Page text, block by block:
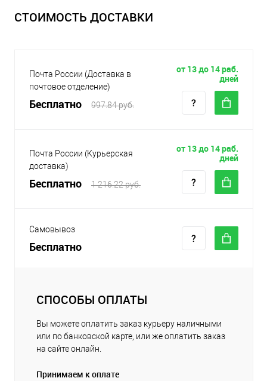
СТОИМОСТЬ ДОСТАВКИ
Почта России (Доставка в
почтовое отделение)
Бесплатно 997.84 руб.
от 13 до 14 раб.
дней
Почта России (Курьерская
доставка)
Бесплатно 1 216.22 руб.
от 13 до 14 раб.
дней
Самовывоз
Бесплатно
СПОСОБЫ ОПЛАТЫ
Вы можете оплатить заказ курьеру наличными
или по банковской карте, или же оплатить заказ
на сайте онлайн.
Принимаем к оплате